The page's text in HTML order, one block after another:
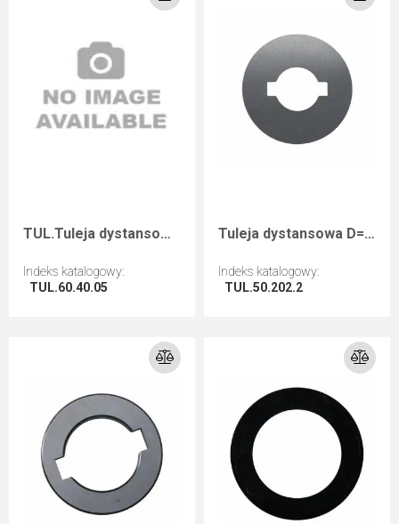
TUL.Tuleja dystansowa D=60 F=40 I=5
Indeks katalogowy:
TUL.60.40.05
Tuleja dystansowa D=50 d=20+2CH B=2
Indeks katalogowy:
TUL.50.202.2